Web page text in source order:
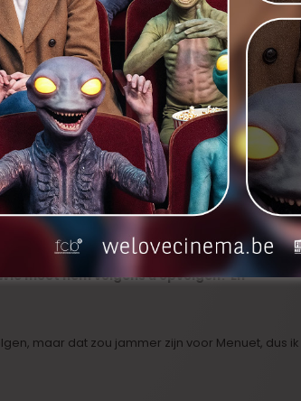
, naar‘Paradise Trips’vanRaf Reyntjens
vanBert Scholiers
. (Iemand een idee hoe het
vanRobin Pronten‘Belgica’vanFelix Van
Teirlincken Anke Blondéons mee gaan
zijn film mag maken en dan daarna
nog eens iets schrijft waar ik even hard bij moet
Maxim Dierickx
heel veel films mag draaien
om in Vlaamse films te spelen. (En ik
kan dat.)
intendant van het VAF, loopt in 2015 ten
de grote baas van het VAF. De
moet hem volgens u opvolgen? En
maar dat zou jammer zijn voor Menuet, dus ik